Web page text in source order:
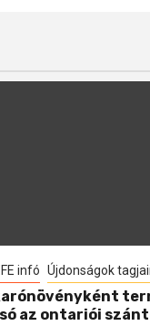
infó Újdonságok
az ontariói